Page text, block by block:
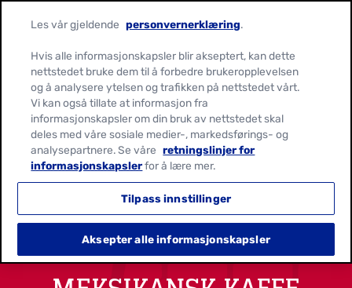
Les vår gjeldende personvernerklæring.
Hvis alle informasjonskapsler blir akseptert, kan dette
nettstedet bruke dem til å forbedre brukeropplevelsen
og å analysere ytelsen og trafikken på nettstedet vårt.
Vi kan også tillate at informasjon fra
informasjonskapsler om din bruk av nettstedet skal
deles med våre sosiale medier-, markedsførings- og
analysepartnere. Se våre retningslinjer for
informasjonskapslerfor å lære mer.
Tilpass innstillinger
Aksepter alle informasjonskapsler